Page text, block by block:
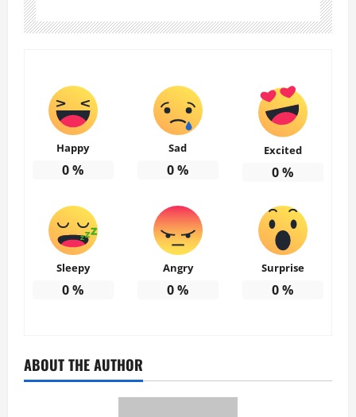
Happy
0%
Sad
0%
Excited
0%
Sleepy
0%
Angry
0%
Surprise
0%
ABOUT THE AUTHOR